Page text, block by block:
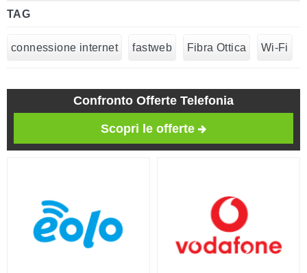
TAG
connessione internet fastweb Fibra Ottica Wi-Fi
Confronto Offerte Telefonia
Scopri le offerte